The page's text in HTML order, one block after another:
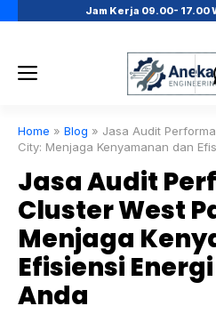
Jam Kerja 09.00- 17.00
Menu
Home » Blog » Jasa Audit
City: Menjaga Kenyamanan dan
Jasa Audit
Cluster West
Menjaga
Efisiensi
Anda